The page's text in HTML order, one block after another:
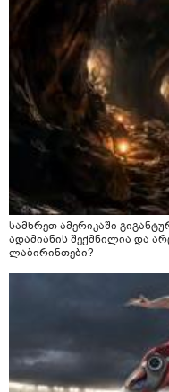
სამხრეთ ამერიკაში
ადამიანის შექმნილია და
ლაბირინთები?